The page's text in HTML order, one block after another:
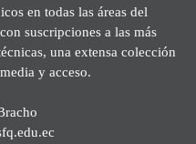
en todas las áreas del
suscripciones a las más
una extensa colección
y acceso.